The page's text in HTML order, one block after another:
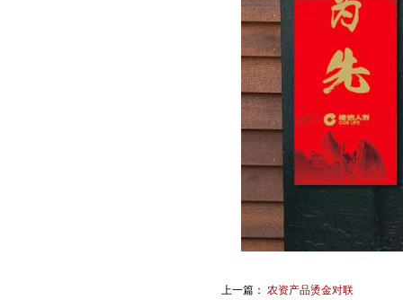
上一篇： 农资产品烫金对联